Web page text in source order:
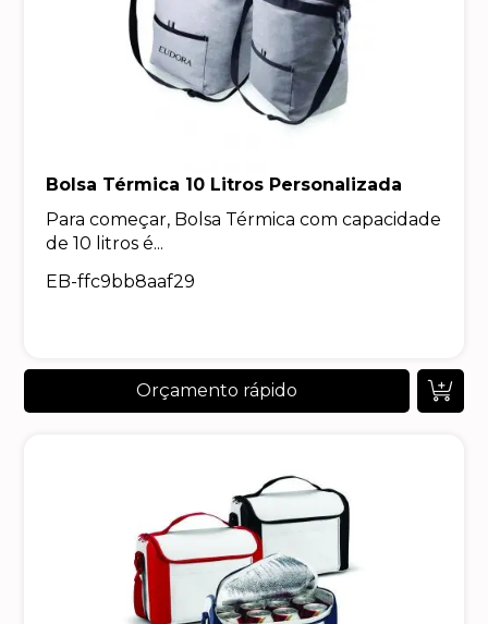
Bolsa Térmica 10 Litros Personalizada
Para começar, Bolsa Térmica com capacidade
de 10 litros é...
EB-ffc9bb8aaf29
Orçamento rápido